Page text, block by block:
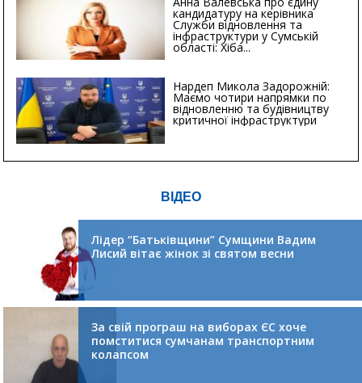
кандидатуру на керівника
Служби відновлення та
інфраструктури у Сумській
області: Хіба...
Нардеп Микола Задорожній:
Маємо чотири напрямки по
відновленню та будівництву
критичної інфраструктури
ВІДЕО
Лідер “Батьківщини” Сумщини Вадим
Лисий вітає жінок зі святом весни
За свій програш на виборах ЄС хоче
помститися сумчанам транспортним
колапсом